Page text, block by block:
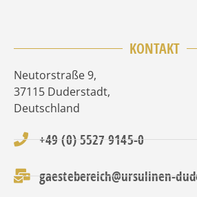
KONTAKT
Neutorstraße 9,
37115 Duderstadt,
Deutschland
+49 (0) 5527 9145-0
gaestebereich@ursulinen-